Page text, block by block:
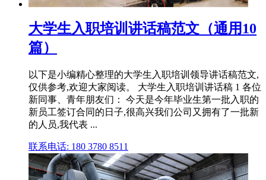
大学生入职培训讲话稿范文（通用10
篇）
以下是小编精心整理的大学生入职培训领导讲话稿范文,
仅供参考,欢迎大家阅读。 大学生入职培训讲话稿 1 各位
新同事、青年朋友们： 今天是今年毕业生第一批入职的
新员工签订合同的日子,很高兴我们公司又拥有了一批新
的人员,我代表 ...
联系电话: 180 3780 8511